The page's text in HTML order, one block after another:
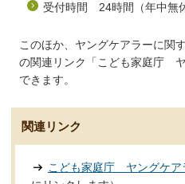
受付時間 24時間（年中無
このほか、ヤングケアラーに関
の関連リンク「こども家庭庁
できます。
関連リンク
こども家庭庁 ヤングケア